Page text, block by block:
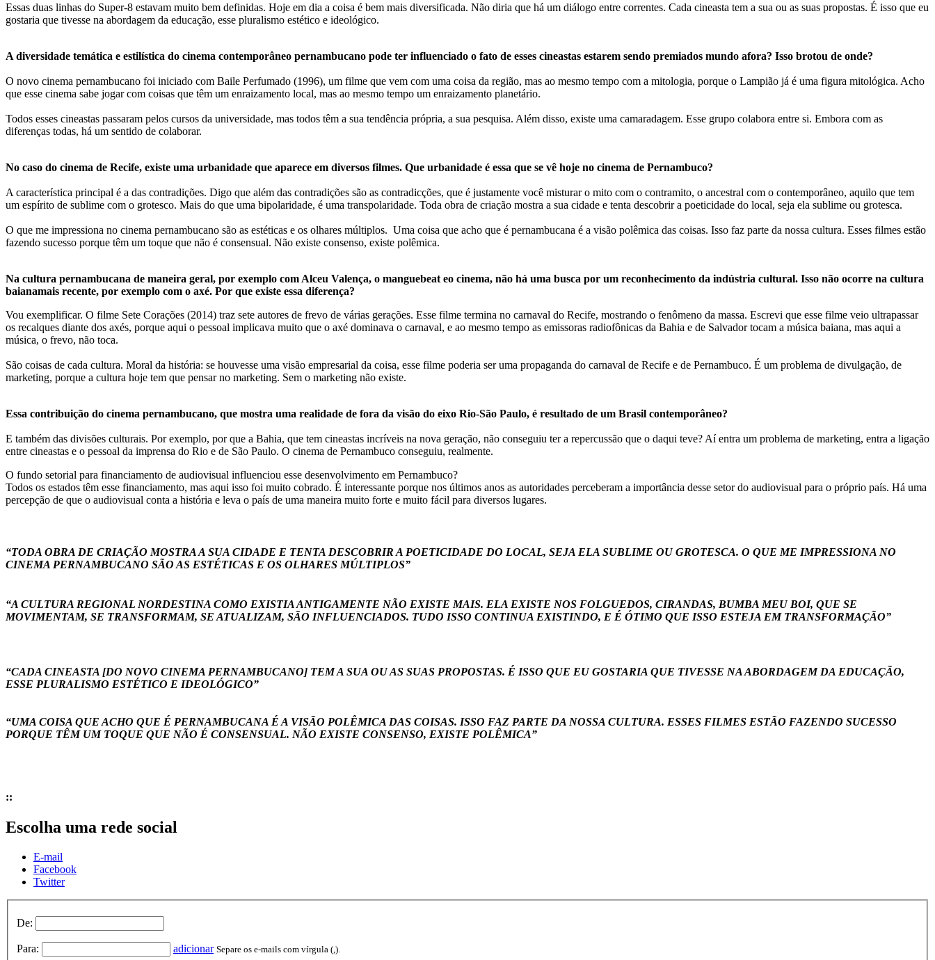
Essas duas linhas do Super-8 estavam muito bem definidas. Hoje em dia a coisa é bem mais diversificada. Não diria que há um diálogo entre correntes. Cada cineasta tem a sua ou as suas propostas. É isso que eu
gostaria que tivesse na abordagem da educação, esse pluralismo estético e ideológico.
A diversidade temática e estilística do cinema contemporâneo pernambucano pode ter influenciado o fato de esses cineastas estarem sendo premiados mundo afora? Isso brotou de onde?
O novo cinema pernambucano foi iniciado com Baile Perfumado (1996), um filme que vem com uma coisa da região, mas ao mesmo tempo com a mitologia, porque o Lampião já é uma figura mitológica. Acho
que esse cinema sabe jogar com coisas que têm um enraizamento local, mas ao mesmo tempo um enraizamento planetário.
Todos esses cineastas passaram pelos cursos da universidade, mas todos têm a sua tendência própria, a sua pesquisa. Além disso, existe uma camaradagem. Esse grupo colabora entre si. Embora com as
diferenças todas, há um sentido de colaborar.
No caso do cinema de Recife, existe uma urbanidade que aparece em diversos filmes. Que urbanidade é essa que se vê hoje no cinema de Pernambuco?
A característica principal é a das contradições. Digo que além das contradições são as contradicções, que é justamente você misturar o mito com o contramito, o ancestral com o contemporâneo, aquilo que tem
um espírito de sublime com o grotesco. Mais do que uma bipolaridade, é uma transpolaridade. Toda obra de criação mostra a sua cidade e tenta descobrir a poeticidade do local, seja ela sublime ou grotesca.
O que me impressiona no cinema pernambucano são as estéticas e os olhares múltiplos. Uma coisa que acho que é pernambucana é a visão polêmica das coisas. Isso faz parte da nossa cultura. Esses filmes estão
fazendo sucesso porque têm um toque que não é consensual. Não existe consenso, existe polêmica.
Na cultura pernambucana de maneira geral, por exemplo com Alceu Valença, o manguebeat eo cinema, não há uma busca por um reconhecimento da indústria cultural. Isso não ocorre na cultura
baianamais recente, por exemplo com o axé. Por que existe essa diferença?
Vou exemplificar. O filme Sete Corações (2014) traz sete autores de frevo de várias gerações. Esse filme termina no carnaval do Recife, mostrando o fenômeno da massa. Escrevi que esse filme veio ultrapassar
os recalques diante dos axés, porque aqui o pessoal implicava muito que o axé dominava o carnaval, e ao mesmo tempo as emissoras radiofônicas da Bahia e de Salvador tocam a música baiana, mas aqui a
música, o frevo, não toca.
São coisas de cada cultura. Moral da história: se houvesse uma visão empresarial da coisa, esse filme poderia ser uma propaganda do carnaval de Recife e de Pernambuco. É um problema de divulgação, de
marketing, porque a cultura hoje tem que pensar no marketing. Sem o marketing não existe.
Essa contribuição do cinema pernambucano, que mostra uma realidade de fora da visão do eixo Rio-São Paulo, é resultado de um Brasil contemporâneo?
E também das divisões culturais. Por exemplo, por que a Bahia, que tem cineastas incríveis na nova geração, não conseguiu ter a repercussão que o daqui teve? Aí entra um problema de marketing, entra a ligação
entre cineastas e o pessoal da imprensa do Rio e de São Paulo. O cinema de Pernambuco conseguiu, realmente.
O fundo setorial para financiamento de audiovisual influenciou esse desenvolvimento em Pernambuco?
Todos os estados têm esse financiamento, mas aqui isso foi muito cobrado. É interessante porque nos últimos anos as autoridades perceberam a importância desse setor do audiovisual para o próprio país. Há uma
percepção de que o audiovisual conta a história e leva o país de uma maneira muito forte e muito fácil para diversos lugares.
“TODA OBRA DE CRIAÇÃO MOSTRA A SUA CIDADE E TENTA DESCOBRIR A POETICIDADE DO LOCAL, SEJA ELA SUBLIME OU GROTESCA. O QUE ME IMPRESSIONA NO
CINEMA PERNAMBUCANO SÃO AS ESTÉTICAS E OS OLHARES MÚLTIPLOS”
“A CULTURA REGIONAL NORDESTINA COMO EXISTIA ANTIGAMENTE NÃO EXISTE MAIS. ELA EXISTE NOS FOLGUEDOS, CIRANDAS, BUMBA MEU BOI, QUE SE
MOVIMENTAM, SE TRANSFORMAM, SE ATUALIZAM, SÃO INFLUENCIADOS. TUDO ISSO CONTINUA EXISTINDO, E É ÓTIMO QUE ISSO ESTEJA EM TRANSFORMAÇÃO”
“CADA CINEASTA [DO NOVO CINEMA PERNAMBUCANO] TEM A SUA OU AS SUAS PROPOSTAS. É ISSO QUE EU GOSTARIA QUE TIVESSE NA ABORDAGEM DA EDUCAÇÃO,
ESSE PLURALISMO ESTÉTICO E IDEOLÓGICO”
“UMA COISA QUE ACHO QUE É PERNAMBUCANA É A VISÃO POLÊMICA DAS COISAS. ISSO FAZ PARTE DA NOSSA CULTURA. ESSES FILMES ESTÃO FAZENDO SUCESSO
PORQUE TÊM UM TOQUE QUE NÃO É CONSENSUAL. NÃO EXISTE CONSENSO, EXISTE POLÊMICA”
::
Escolha uma rede social
E-mail
Facebook
Twitter
De:
Para: adicionar Separe os e-mails com vírgula (,).